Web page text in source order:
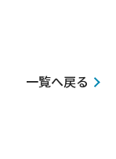
一覧へ戻る